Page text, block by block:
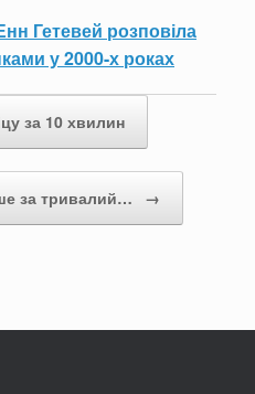
Гетевей розповіла
у 2000-х роках
за 10 хвилин
за тривалий… →